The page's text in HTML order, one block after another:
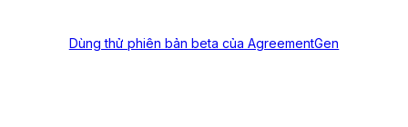
Dùng thử phiên bản beta của AgreementGen